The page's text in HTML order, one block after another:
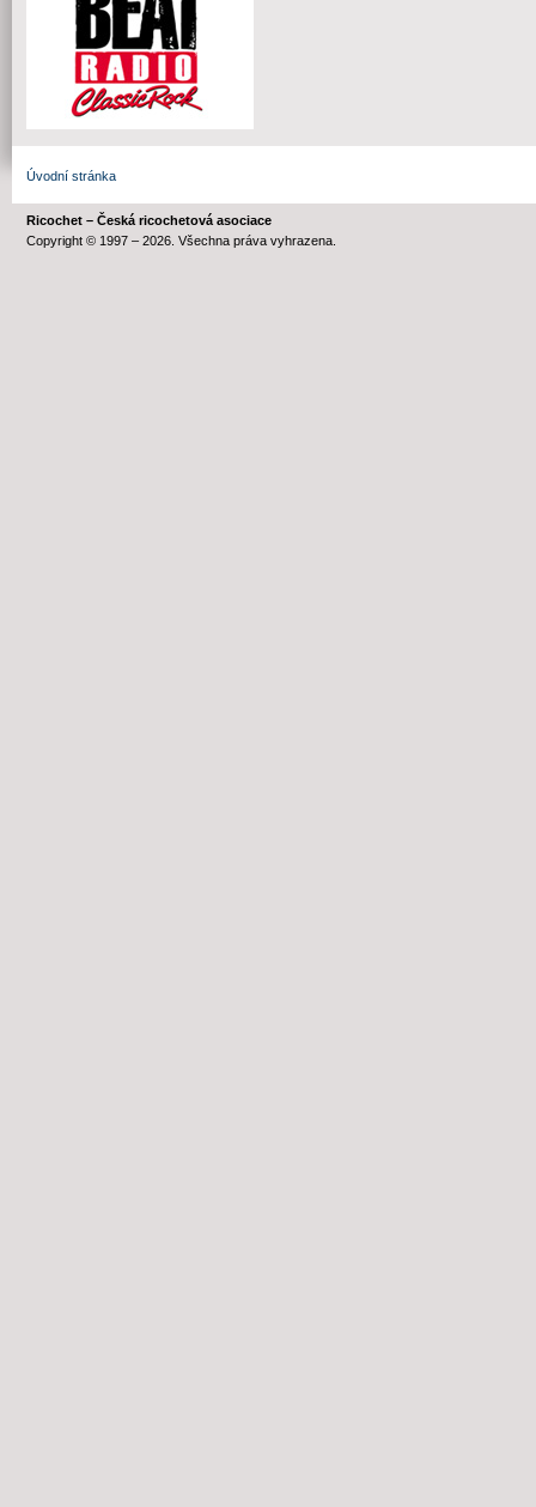
Úvodní stránka
Ricochet – Česká ricochetová asociace
Copyright © 1997 – 2026. Všechna práva vyhrazena.